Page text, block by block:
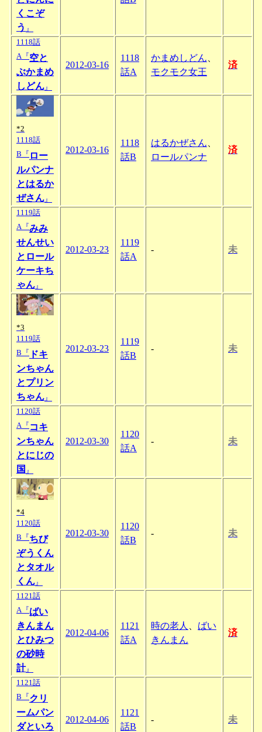
くこぞ
う 』
1118話
A『空と
ぶかまめ
しどん 』
2012-03-16
1118
話A
かまめしどん
モクモク女王
済
*2
1118話
B『 ロー
ルパンナ
とはるか
ぜさん 』
2012-03-16
1118
話B
はるかぜさん
ロールパンナ
済
1119話
A『みみ
せんせい
とロール
ケーキち
ゃん 』
2012-03-23
1119
話A
- 未
*3
1119話
B『 ドキ
ンちゃん
とプリン
ちゃん 』
2012-03-23
1119
話B
- 未
1120話
A『 コキ
ンちゃん
とにじの
国 』
2012-03-30
1120
話A
- 未
*4
1120話
B『ちび
ぞうくん
とタオル
くん 』
2012-03-30
1120
話B
- 未
1121話
A『ばい
きんまん
とひみつ
の砂時
計』
2012-04-06
1121
話A
時の老人
ばい
きんまん
済
1121話
B『クリ
ームパン
ダといろ
2012-04-06
1121
話B
- 未